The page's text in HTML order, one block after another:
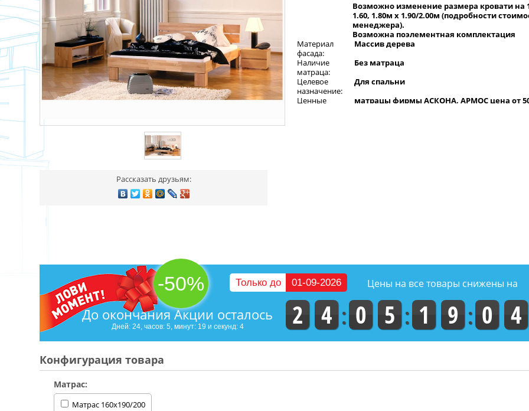
Рассказать друзьям:
Возможно изменение размера кровати на
1.60, 1.80м x 1.90/2.00м (подробности
менеджера).
Возможна поэлементная комплектация
Материал
фасада:
Массив дерева
Наличие
матраца:
Без матраца
Целевое
назначение:
Для спальни
Ценные
матрацы фирмы АСКОНА, АРМОС цена от
-50% Только до 01-09-2026 Цены на все товары снижены на
-
До окончания Акции осталось
Дней: 24, часов: 5, минут: 19 и секунд: 3 2 4 0 5 1 9 0 3
Конфигурация товара
Матрас:
Матрас 160х190/200